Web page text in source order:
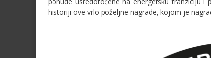
historiji ove vrlo poželjne nagrade, kojom je